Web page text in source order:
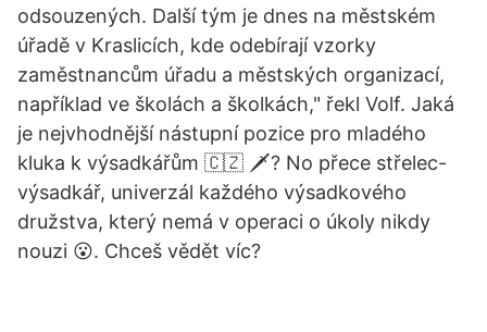
odsouzených. Další tým je dnes na městském
úřadě v Kraslicích, kde odebírají vzorky
zaměstnancům úřadu a městských organizací,
například ve školách a školkách," řekl Volf. Jaká
je nejvhodnější nástupní pozice pro mladého
kluka k výsadkářům 🇨🇿 🗡️? No přece střelec-
výsadkář, univerzál každého výsadkového
družstva, který nemá v operaci o úkoly nikdy
nouzi 😮. Chceš vědět víc?